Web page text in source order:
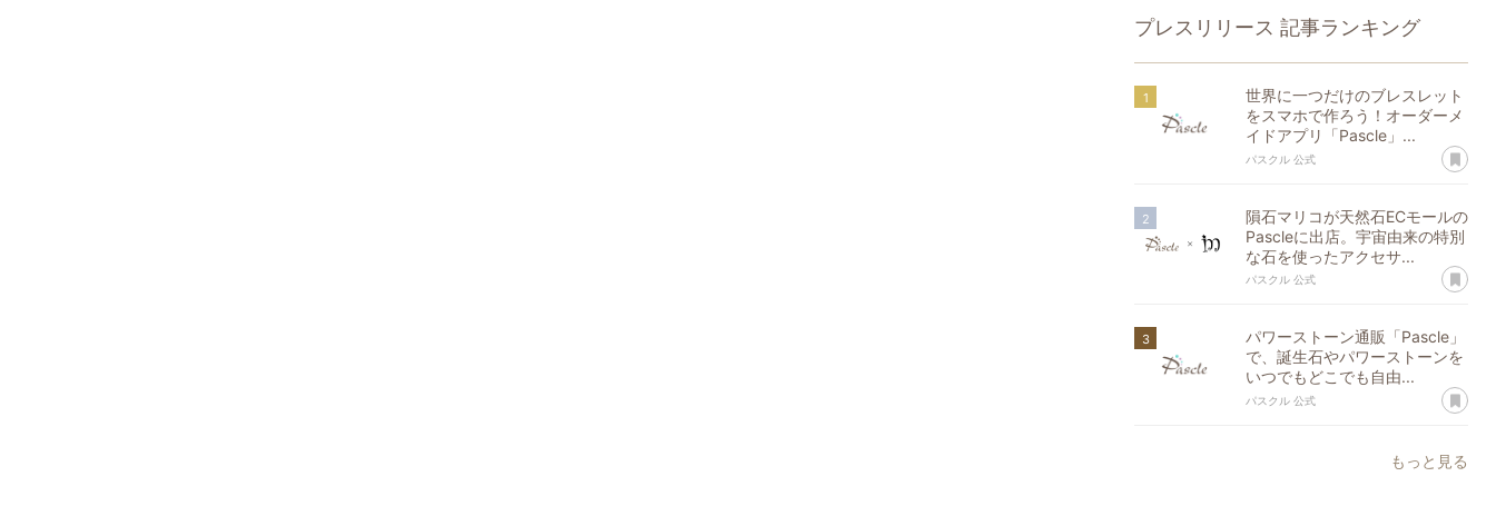
プレスリリース 記事ランキング
世界に一つだけのブレスレット
をスマホで作ろう！オーダーメ
イドアプリ「Pascle」...
パスクル 公式 あ
隕石マリコが天然石ECモールの
Pascleに出店。宇宙由来の特別
な石を使ったアクセサ...
パスクル 公式 あ
パワーストーン通販「Pascle」
で、誕生石やパワーストーンを
いつでもどこでも自由...
パスクル 公式 あ
もっと見る